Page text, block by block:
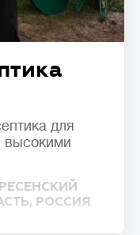
для
высокими
РОССИЯ